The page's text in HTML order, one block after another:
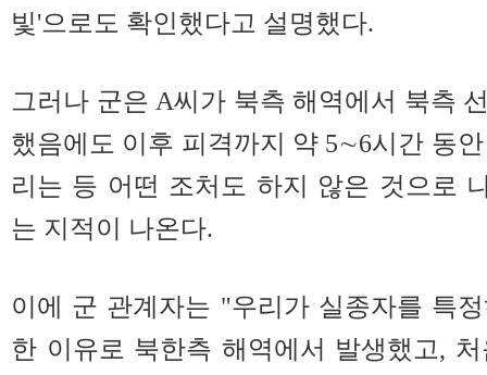
빛'으로도 확인했다고 설명했다.
그러나 군은 A씨가 북측 해역에서 북측
했음에도 이후 피격까지 약 5∼6시간 동
리는 등 어떤 조처도 하지 않은 것으로
는 지적이 나온다.
이에 군 관계자는 "우리가 실종자를 특
한 이유로 북한측 해역에서 발생했고,